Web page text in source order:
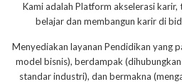
Kami adalah Platform akselerasi
belajar dan membangun karir di
Menyediakan layanan Pendidikan yang
model bisnis), berdampak
standar industri), dan bermakna